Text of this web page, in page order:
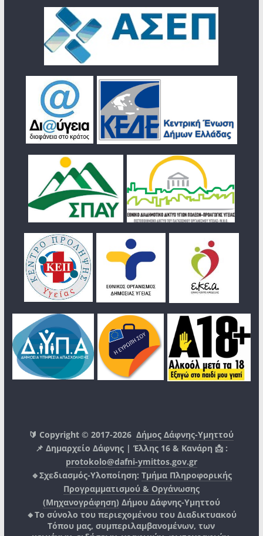
🔰 Copyright © 2017-2026Δήμος Δάφνης-Υμηττού
📌 Δημαρχείο Δάφνης | Έλλης 16 & Κανάρη 📩 :
protokolo@dafni-ymittos.gov.gr
🔹Σχεδιασμός-Υλοποίηση: Τμήμα Πληροφορικής
Προγραμματισμού & Οργάνωσης
(Μηχανογράφηση) Δήμου Δάφνης-Υμηττού
🔸Το σύνολο του περιεχομένου του Διαδικτυακού
Τόπου μας, συμπεριλαμβανομένων, των